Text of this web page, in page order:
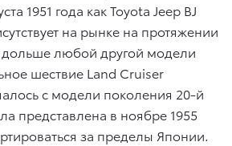
1951 года как Toyota Jeep BJ
на рынке на протяжении
дольше любой другой модели
шествие Land Cruiser
с модели поколения 20-й
представлена в ноябре 1955
за пределы Японии.